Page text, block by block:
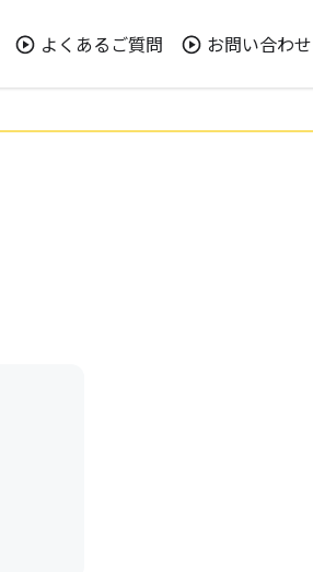
よくあるご質問 お問い合わせ